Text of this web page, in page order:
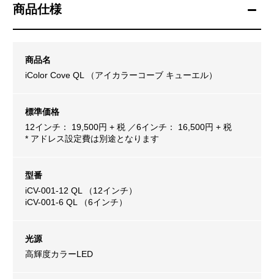
商品仕様
商品名
iColor Cove QL （アイカラーコーブ キューエル）
標準価格
12インチ： 19,500円 + 税 ／6インチ： 16,500円 + 税
* アドレス設定費は別途となります
型番
iCV-001-12 QL （12インチ）
iCV-001-6 QL （6インチ）
光源
高輝度カラーLED